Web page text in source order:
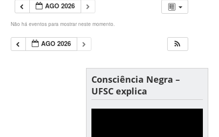
AGO 2026
Não há eventos para mostrar neste momento.
AGO 2026
Consciência Negra –
UFSC explica